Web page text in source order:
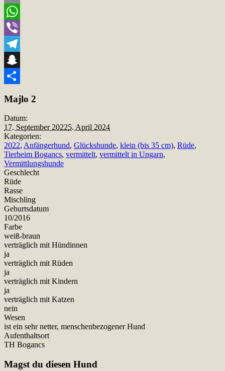
Email
WhatsApp
Viber
Telegram
Snapchat
Majlo 2
Datum:
17. September 20225. April 2024
Kategorien:
2022, Anfängerhund, Glückshunde, klein (bis 35 cm), Rüde,
Tierheim Bogancs, vermittelt, vermittelt in Ungarn,
Vermittlungshunde
Geschlecht
Rüde
Rasse
Mischling
Geburtsdatum
10/2016
Farbe
weiß-braun
verträglich mit Hündinnen
ja
verträglich mit Rüden
ja
verträglich mit Kindern
ja
verträglich mit Katzen
nein
Wesen
ist ein sehr netter, menschenbezogener Hund
Aufenthaltsort
TH Bogancs
Magst du diesen Hund